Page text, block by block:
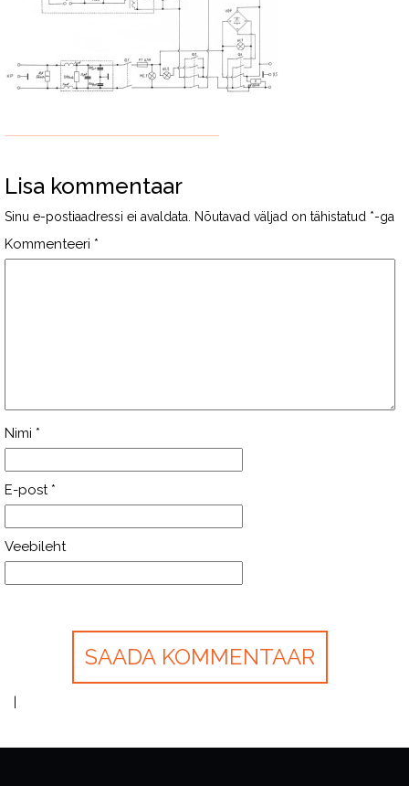
Lisa kommentaar
Sinu e-postiaadressi ei avaldata. Nõutavad väljad on tähistatud *-ga
Kommenteeri *
Nimi *
E-post *
Veebileht